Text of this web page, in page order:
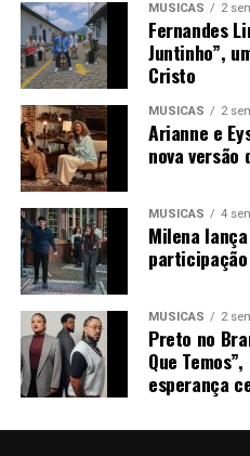
MÚSICAS 2
Fernandes
Juntinho”,
Cristo
MÚSICAS 2
Arianne e
nova versão
MÚSICAS 4
Milena
MÚSICAS 2
Preto no
Que
esperança